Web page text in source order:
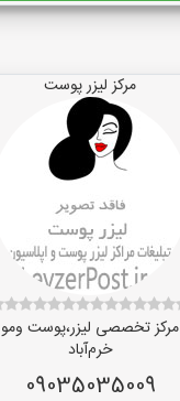
مرکز لیزر پوست
مرکز تخصصی لیزر،پوست و‌مو
خرم‌آباد
09035035009